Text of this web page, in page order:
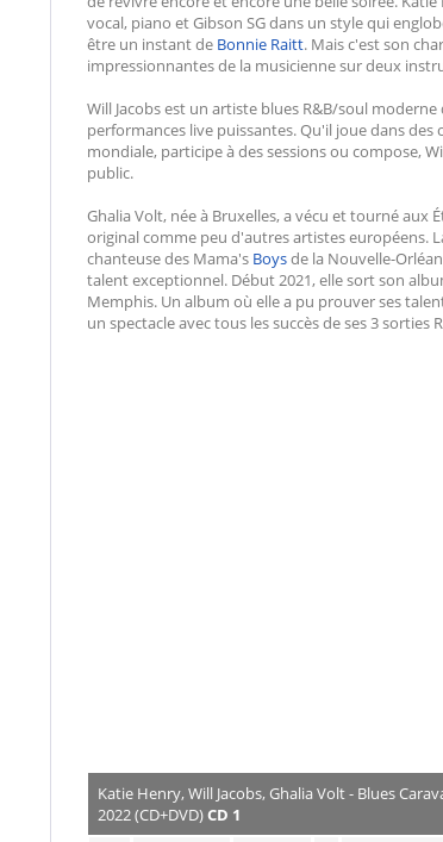
vocal, piano et Gibson SG dans un style qui
être un instant de Bonnie Raitt. Mais c'est son
impressionnantes de la musicienne sur deux
Will Jacobs est un artiste blues R&B/soul moderne
performances live puissantes. Qu'il joue dans
mondiale, participe à des sessions ou compose,
public.
Ghalia Volt, née à Bruxelles, a vécu et tourné aux
original comme peu d'autres artistes européens.
chanteuse des Mama's Boysde la Nouvelle-
talent exceptionnel. Début 2021, elle sort son
Memphis. Un album où elle a pu prouver ses
un spectacle avec tous les succès de ses 3 sorties
Katie Henry, Will Jacobs, Ghalia Volt - Blues
2022 (CD+DVD)CD 1